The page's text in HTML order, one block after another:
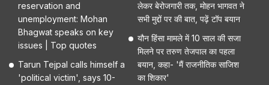
reservation and
unemployment: Mohan
Bhagwat speaks on key
issues | Top quotes
Tarun Tejpal calls himself a
'political victim', says 10-
लेकर बेरोजगारी तक, मोहन भागवत ने
सभी मुद्दों पर की बात, पढ़ें टॉप बयान
यौन हिंसा मामले में 10 साल की सजा
मिलने पर तरुण तेजपाल का पहला
बयान, कहा- 'मैं राजनीतिक साजिश
का शिकार'